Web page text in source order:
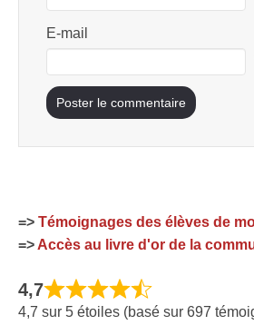
E-mail
=> Témoignages des élèves de
=> Accès au livre d'or de la
4,7
4,7 sur 5 étoiles (basé sur 697